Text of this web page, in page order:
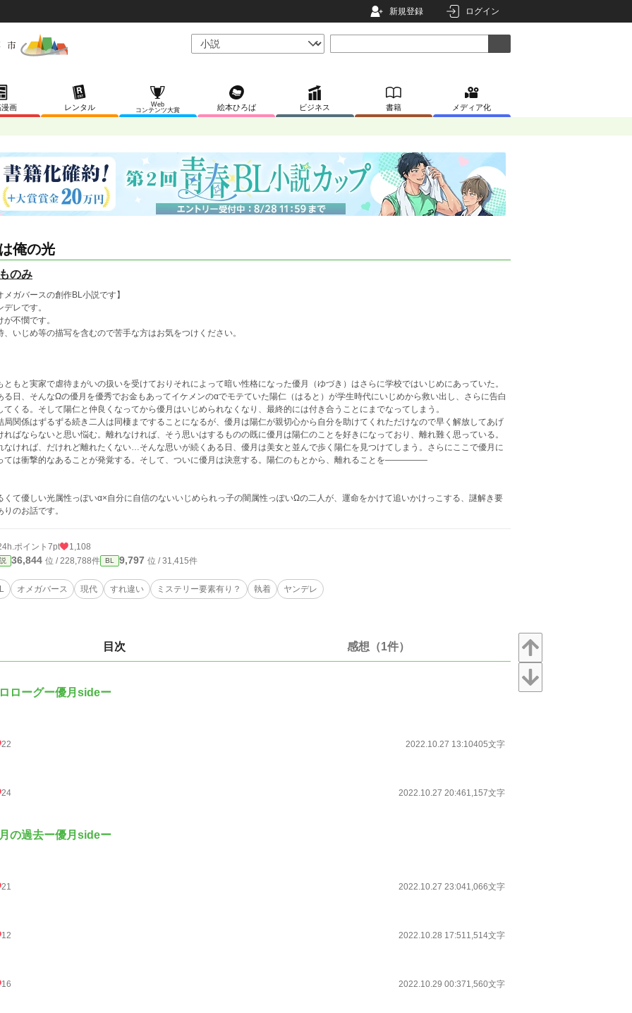
新規登録 ログイン
画 レンタル
Web
コンテンツ大賞
絵本ひろば ビジネス 書籍 メディア化
俺の光
のみ
メガバースの創作BL小説です】
デレです。
が不憫です。
、いじめ等の描写を含むので苦手な方はお気をつけください。
もと実家で虐待まがいの扱いを受けておりそれによって暗い性格になった優月（ゆづき）はさらに学校ではいじめにあっていた。
日、そんなΩの優月を優秀でお金もあってイケメンのαでモテていた陽仁（はると）が学生時代にいじめから救い出し、さらに告白
てくる。そして陽仁と仲良くなってから優月はいじめられなくなり、最終的には付き合うことにまでなってしまう。
関係はずるずる続き二人は同棲まですることになるが、優月は陽仁が親切心から自分を助けてくれただけなので早く解放してあげ
ればならないと思い悩む。離れなければ、そう思いはするものの既に優月は陽仁のことを好きになっており、離れ難く思っている。
なければ、だけれど離れたくない…そんな思いが続くある日、優月は美女と並んで歩く陽仁を見つけてしまう。さらにここで優月に
ては衝撃的なあることが発覚する。そして、ついに優月は決意する。陽仁のもとから、離れることを―――――
くて優しい光属性っぽいα×自分に自信のないいじめられっ子の闇属性っぽいΩの二人が、運命をかけて追いかけっこする、謎解き要
りのお話です。
ポイント 7pt 1,108
36,844 位 / 228,788件 BL 9,797 位 / 31,415件
オメガバース 現代 すれ違い ミステリー要素有り？ 執着 ヤンデレ
目次 感想（1件）
ローグー優月sideー
22 2022.10.27 13:10405文字
24 2022.10.27 20:461,157文字
の過去ー優月sideー
21 2022.10.27 23:041,066文字
12 2022.10.28 17:511,514文字
16 2022.10.29 00:371,560文字